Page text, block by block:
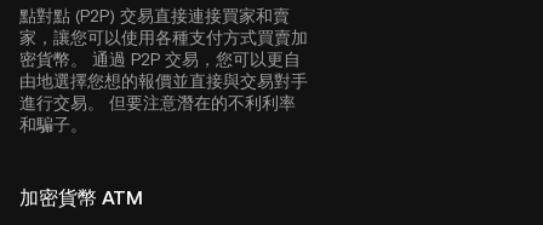
點對點 (P2P) 交易直接連接買家和賣
家，讓您可以使用各種支付方式買賣加
密貨幣。 通過 P2P 交易，您可以更自
由地選擇您想的報價並直接與交易對手
進行交易。 但要注意潛在的不利利率
和騙子。
加密貨幣 ATM